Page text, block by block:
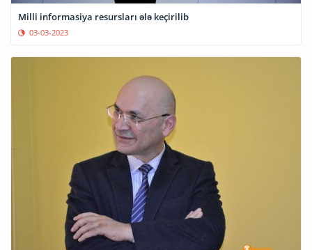
Milli informasiya resursları ələ keçirilib
03-03-2023